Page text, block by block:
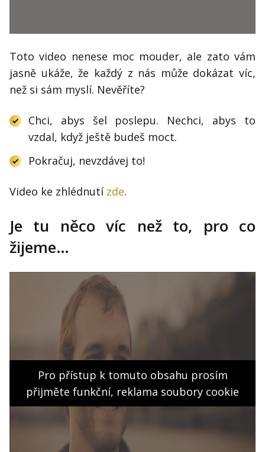
Toto video nenese moc mouder, ale zato vám
jasně ukáže, že každý z nás může dokázat víc,
než si sám myslí. Nevěříte?
Chci, abys šel poslepu. Nechci, abys to
vzdal, když ještě budeš moct.
Pokračuj, nevzdávej to!
Video ke zhlédnutí zde.
Je tu něco víc než to, pro co
žijeme…
Pro přístup k tomuto obsahu prosím
přijměte funkční, reklama soubory cookie